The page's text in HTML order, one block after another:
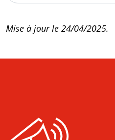
Mise à jour le 24/04/2025.